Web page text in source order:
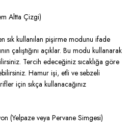
Altta Çizgi)
sık kullanılan pişirme modunu ifade
çalıştığını açıklar. Bu modu kullanarak
Tercih edeceğiniz sıcaklığa göre
Hamur işi, etli ve sebzeli
için sıkça kullanacağınız
(Yelpaze veya Pervane Simgesi)